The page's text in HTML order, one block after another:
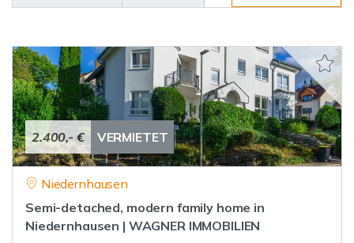
2.400,- € VERMIETET
Niedernhausen
Semi-detached, modern family home in
Niedernhausen | WAGNER IMMOBILIEN